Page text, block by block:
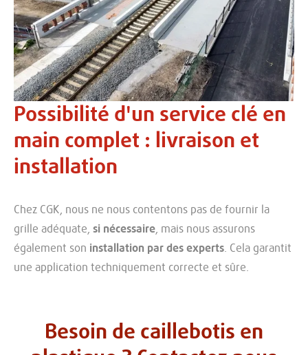
Possibilité d'un service clé en
main complet : livraison et
installation
Chez CGK, nous ne nous contentons pas de fournir la
grille adéquate, si nécessaire, mais nous assurons
également son installation par des experts. Cela garantit
une application techniquement correcte et sûre.
Besoin de caillebotis en